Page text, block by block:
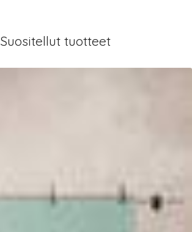
Suositellut tuotteet